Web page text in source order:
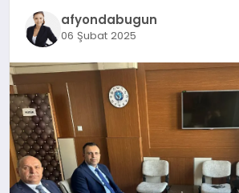
SAĞLIK
SIYASET
SPOR
YAŞAM
afyondabugun
06 Şubat 2025